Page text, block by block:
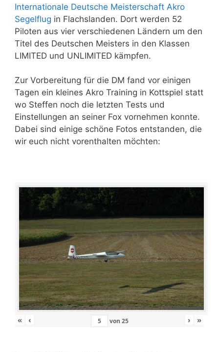
Internationale Deutsche Meisterschaft Akro
Segelflug in Flachslanden. Dort werden 52
Piloten aus vier verschiedenen Ländern um den
Titel des Deutschen Meisters in den Klassen
LIMITED und UNLIMITED kämpfen.
Zur Vorbereitung für die DM fand vor einigen
Tagen ein kleines Akro Training in Kottspiel statt
wo Steffen noch die letzten Tests und
Einstellungen an seiner Fox vornehmen konnte.
Dabei sind einige schöne Fotos entstanden, die
wir euch nicht vorenthalten möchten:
« ‹ von 25 › »